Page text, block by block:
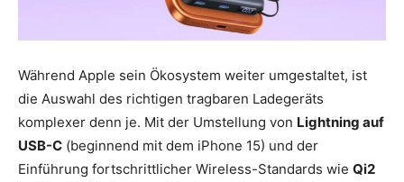
Während Apple sein Ökosystem weiter umgestaltet, ist
die Auswahl des richtigen tragbaren Ladegeräts
komplexer denn je. Mit der Umstellung von Lightning auf
USB-C (beginnend mit dem iPhone 15) und der
Einführung fortschrittlicher Wireless-Standards wie Qi2